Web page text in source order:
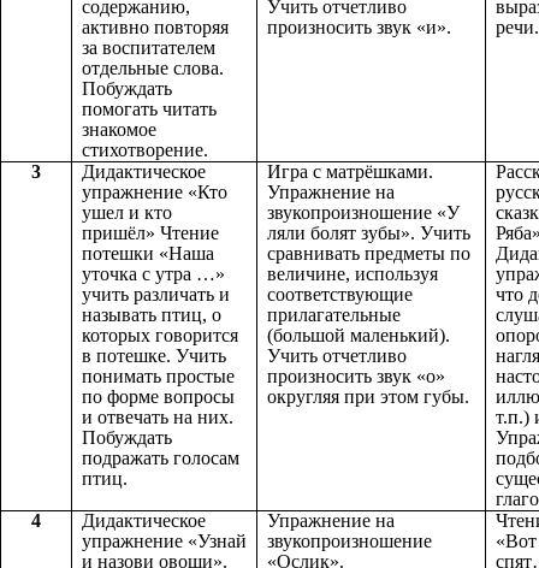
содержанию,
активно повторяя
за воспитателем
отдельные слова.
Побуждать
помогать читать
знакомое
стихотворение.
Учить отчетливо
произносить звук «и».
речи.
3
Дидактическое
упражнение «Кто
ушел и кто
пришёл» Чтение
потешки «Наша
уточка с утра …»
учить различать и
называть птиц, о
которых говорится
в потешке. Учить
понимать простые
по форме вопросы
и отвечать на них.
Побуждать
подражать голосам
птиц.
Игра с матрёшками.
Упражнение на
звукопроизношение «У
ляли болят зубы». Учить
сравнивать предметы по
величине, используя
соответствующие
прилагательные
(большой маленький).
Учить отчетливо
произносить звук «о»
округляя при этом губы.
что
т.п.)
4
Дидактическое
упражнение «Узнай
и назови овощи».
Упражнение на
звукопроизношение
«Ослик».